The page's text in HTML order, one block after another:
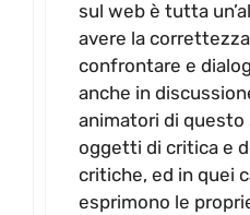
sul web è tutta
avere la
confrontare e
anche in
animatori di
oggetti di critica e
critiche, ed in quei
esprimono le